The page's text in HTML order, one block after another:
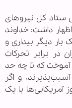
ستاد کل نیروهای
داشت: خداوند
دیگر بیداری و
در برابر تحرکات
آموخت که تا چه حد
و اگر
آمریکایی‌ها با یک